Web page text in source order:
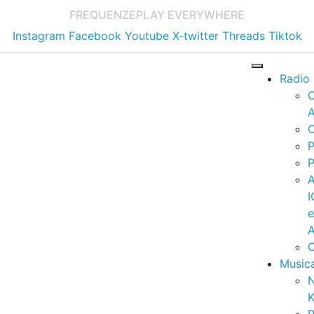
FREQUENZEPLAY EVERYWHERE
Instagram Facebook Youtube X-twitter Threads Tiktok
Radio
e